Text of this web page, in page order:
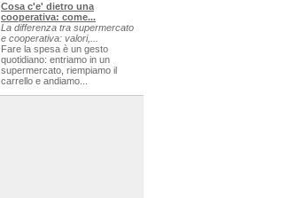
Cosa c'e' dietro una
cooperativa: come...
La differenza tra supermercato
e cooperativa: valori,...
Fare la spesa è un gesto
quotidiano: entriamo in un
supermercato, riempiamo il
carrello e andiamo...